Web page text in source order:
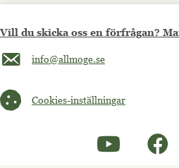
Vill du skicka oss en förfrågan?
Maila oss på info@allmoge.se
info@allmoge.se
Cookies-inställningar
Cookies-inställningar